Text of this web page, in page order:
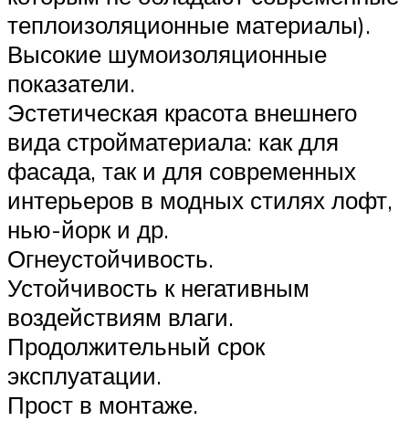
теплоизоляционные материалы).
Высокие шумоизоляционные
показатели.
Эстетическая красота внешнего
вида стройматериала: как для
фасада, так и для современных
интерьеров в модных стилях лофт,
нью-йорк и др.
Огнеустойчивость.
Устойчивость к негативным
воздействиям влаги.
Продолжительный срок
эксплуатации.
Прост в монтаже.